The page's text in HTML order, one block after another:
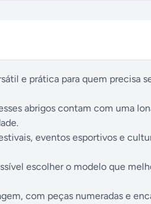
e prática para quem precisa
abrigos contam com uma
eventos esportivos e
escolher o modelo que
com peças numeradas e